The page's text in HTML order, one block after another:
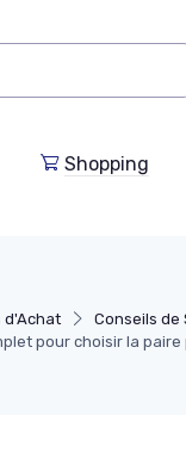
Shopping
d'Achat
Conseils de
pour choisir la